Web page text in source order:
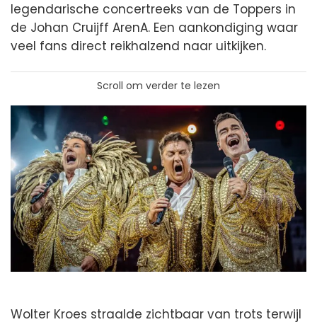
legendarische concertreeks van de Toppers in
de Johan Cruijff ArenA. Een aankondiging waar
veel fans direct reikhalzend naar uitkijken.
Scroll om verder te lezen
Wolter Kroes straalde zichtbaar van trots terwijl